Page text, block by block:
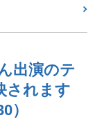
出演のテ
されます
）